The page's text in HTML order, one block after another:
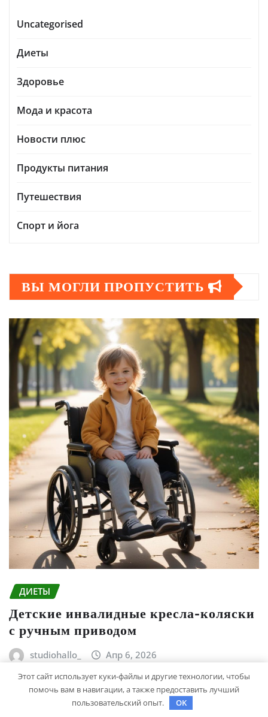
Uncategorised
Диеты
Здоровье
Мода и красота
Новости плюс
Продукты питания
Путешествия
Спорт и йога
ВЫ МОГЛИ ПРОПУСТИТЬ
ДИЕТЫ
Детские инвалидные кресла-коляски
с ручным приводом
studiohallo_ Апр 6, 2026
Этот сайт использует куки-файлы и другие технологии, чтобы
помочь вам в навигации, а также предоставить лучший
пользовательский опыт.
OK